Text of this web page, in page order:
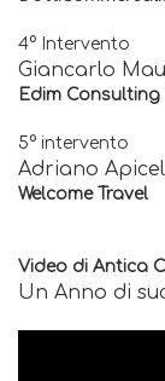
4° Intervento
Giancarlo
Edim
5° intervento
Adriano
Welcome Travel
Video di Antica
Un Anno di